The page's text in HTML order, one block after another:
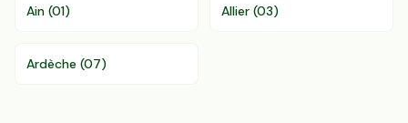
Ain (01) Allier (03)
Ardèche (07)